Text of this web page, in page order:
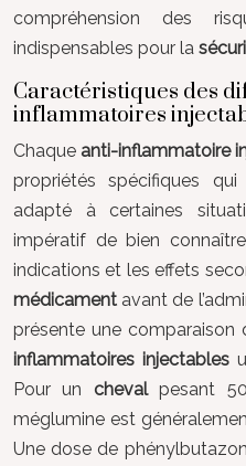
compréhension des
indispensables pour la
Caractéristiques des
inflammatoires
Chaque anti-inflammatoire
propriétés spécifiques
adapté à certaines
impératif de bien
indications et les effets
médicament avant de
présente une comparaison
inflammatoires injectables
Pour un chevalpesant
méglumine est
Une dose de